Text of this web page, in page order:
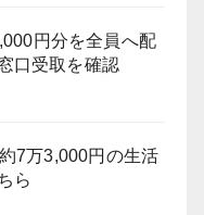
円分を全員へ配
口受取を確認
7万3,000円の生活
ら